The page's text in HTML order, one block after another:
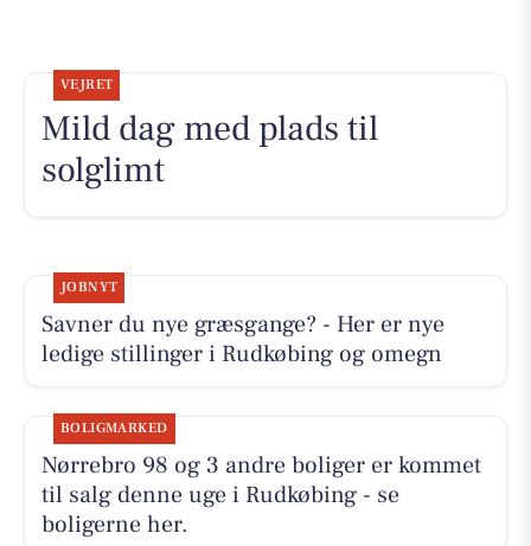
VEJRET
Mild dag med plads til
solglimt
JOBNYT
Savner du nye græsgange? - Her er nye
ledige stillinger i Rudkøbing og omegn
BOLIGMARKED
Nørrebro 98 og 3 andre boliger er kommet
til salg denne uge i Rudkøbing - se
boligerne her.